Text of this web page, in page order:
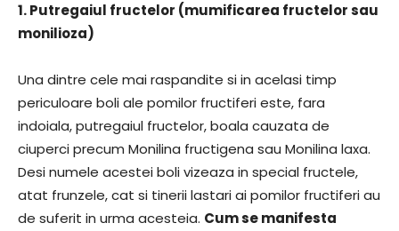
1. Putregaiul fructelor (mumificarea fructelor sau
monilioza)
Una dintre cele mai raspandite si in acelasi timp
periculoare boli ale pomilor fructiferi este, fara
indoiala, putregaiul fructelor, boala cauzata de
ciuperci precum Monilina fructigena sau Monilina laxa.
Desi numele acestei boli vizeaza in special fructele,
atat frunzele, cat si tinerii lastari ai pomilor fructiferi au
de suferit in urma acesteia. Cum se manifesta